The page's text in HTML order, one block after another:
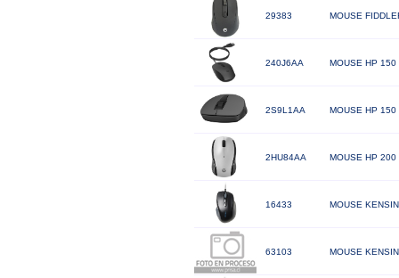
29383 MOUSE
240J6AA MOUSE HP
2S9L1AA MOUSE HP
2HU84AA MOUSE HP 200
16433 MOUSE
63103 MOUSE